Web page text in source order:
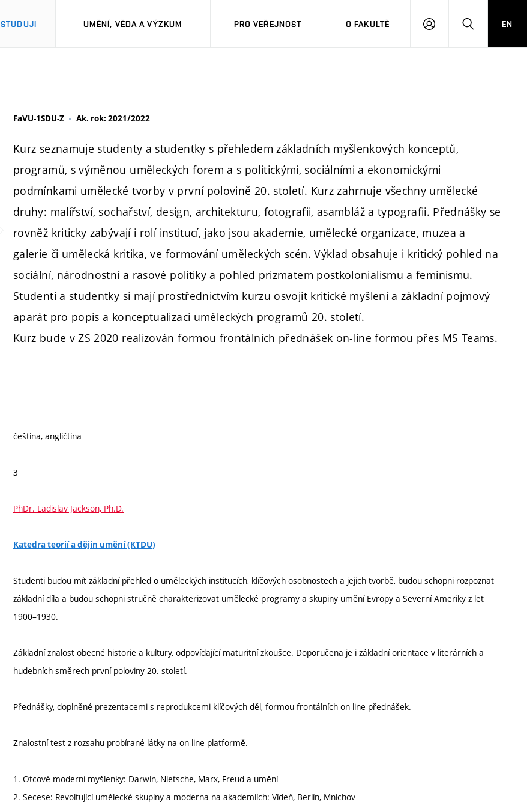
STUDUJI UMĚNÍ, VĚDA A VÝZKUM PRO VEŘEJNOST O FAKULTĚ
PŘIHLÁSITHLEDAT
EN
FaVU-1SDU-Z Ak. rok: 2021/2022
Kurz seznamuje studenty a studentky s přehledem základních myšlenkových konceptů,
programů, s výměnou uměleckých forem a s politickými, sociálními a ekonomickými
podmínkami umělecké tvorby v první polovině 20. století. Kurz zahrnuje všechny umělecké
druhy: malířství, sochařství, design, architekturu, fotografii, asambláž a typografii. Přednášky se
rovněž kriticky zabývají i rolí institucí, jako jsou akademie, umělecké organizace, muzea a
galerie či umělecká kritika, ve formování uměleckých scén. Výklad obsahuje i kritický pohled na
sociální, národnostní a rasové politiky a pohled prizmatem postkolonialismu a feminismu.
Studenti a studentky si mají prostřednictvím kurzu osvojit kritické myšlení a základní pojmový
aparát pro popis a konceptualizaci uměleckých programů 20. století.
Kurz bude v ZS 2020 realizován formou frontálních přednášek on-line formou přes MS Teams.
čeština, angličtina
3
PhDr. Ladislav Jackson, Ph.D.
Katedra teorií a dějin umění (KTDU)
Studenti budou mít základní přehled o uměleckých institucích, klíčových osobnostech a jejich tvorbě, budou schopni rozpoznat
základní díla a budou schopni stručně charakterizovat umělecké programy a skupiny umění Evropy a Severní Ameriky z let
1900–1930.
Základní znalost obecné historie a kultury, odpovídající maturitní zkoušce. Doporučena je i základní orientace v literárních a
hudebních směrech první poloviny 20. století.
Přednášky, doplněné prezentacemi s reprodukcemi klíčových děl, formou frontálních on-line přednášek.
Znalostní test z rozsahu probírané látky na on-line platformě.
1. Otcové moderní myšlenky: Darwin, Nietsche, Marx, Freud a umění
2. Secese: Revoltující umělecké skupiny a moderna na akademiích: Vídeň, Berlín, Mnichov